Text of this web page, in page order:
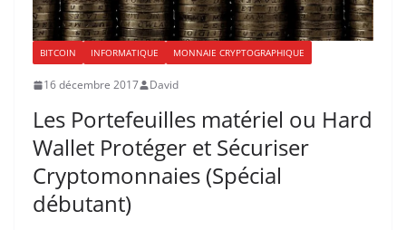
BITCOIN INFORMATIQUE MONNAIE CRYPTOGRAPHIQUE
16 décembre 2017 David
Les Portefeuilles matériel ou Hard
Wallet Protéger et Sécuriser
Cryptomonnaies (Spécial
débutant)